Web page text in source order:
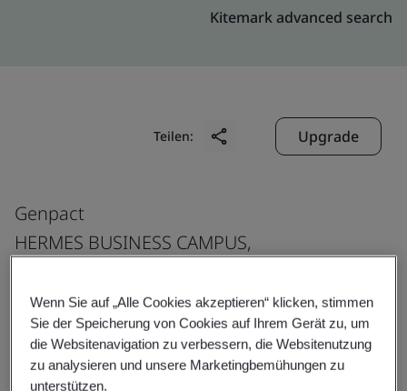
Kitemark advanced search
Teilen: Upgrade
Genpact
HERMES BUSINESS CAMPUS,
020335 Bucharest,
Romania
Wenn Sie auf „Alle Cookies akzeptieren“ klicken, stimmen
Sie der Speicherung von Cookies auf Ihrem Gerät zu, um
die Websitenavigation zu verbessern, die Websitenutzung
zu analysieren und unsere Marketingbemühungen zu
unterstützen.